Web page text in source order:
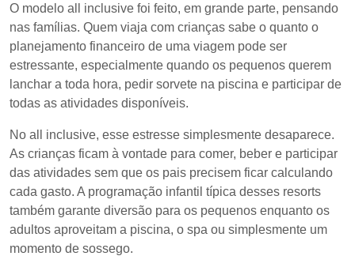
O modelo all inclusive foi feito, em grande parte, pensando
nas famílias. Quem viaja com crianças sabe o quanto o
planejamento financeiro de uma viagem pode ser
estressante, especialmente quando os pequenos querem
lanchar a toda hora, pedir sorvete na piscina e participar de
todas as atividades disponíveis.
No all inclusive, esse estresse simplesmente desaparece.
As crianças ficam à vontade para comer, beber e participar
das atividades sem que os pais precisem ficar calculando
cada gasto. A programação infantil típica desses resorts
também garante diversão para os pequenos enquanto os
adultos aproveitam a piscina, o spa ou simplesmente um
momento de sossego.